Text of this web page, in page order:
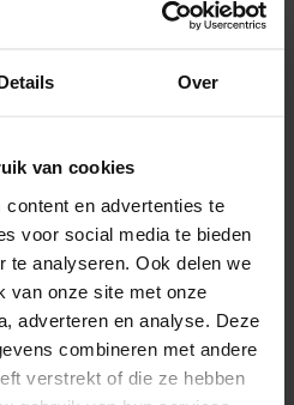
Over
van cookies
en advertenties te
voor social media te bieden
te analyseren. Ook delen we
van onze site met onze
adverteren en analyse. Deze
combineren met andere
verstrekt of die ze hebben
€ 272,18
5 deurs,
2013
Meer
info